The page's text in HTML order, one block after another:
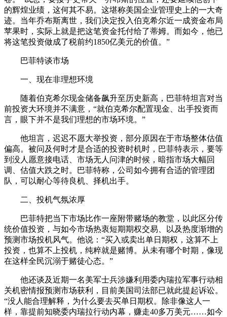
的辉煌业绩，这何其不易。这堪称美国企业管理史上的一大奇
迹。当年乔布斯离世，我们决定投入伯克希尔近一成资金布局
苹果时，实际上就是把这笔资金托付给了蒂姆。而如今，他已
将这笔投资做成了税前约1850亿美元的价值。”
巴菲特谈市场
一、现在非理想环境
随着伯克希尔现金储备飙升至历史新高，巴菲特坦言对当
前投资大环境并不满意，“就伯克希尔配置现金、出手投资而
言，眼下并不是我们理想的市场环境。”
他坦言，迟迟不愿大举投资，部分原因在于市场整体估值
偏高。被问及何时才是合适的投资时机时，巴菲特表示，要等
到没人愿意接电话、市场无人问津的时候，暗指市场大幅回
调、估值大跌之时。巴菲特称，公司如今拥有合适的管理团
队，可以耐心等待良机、择机出手。
二、投机气氛浓厚
巴菲特把当下市场比作一座附带赌场的教堂，以此区分传
统价值投资，与如今市场热衷短期期权交易、以及热度渐增的
预测市场投机风气。他说：“买入或卖出单日期权，这算不上
投资，也算不上投机，纯粹就是赌博。从未有哪个时期，像现
在这样全民沉溺于赌徒心态。”
他还谈及近期一名美军士兵涉嫌利用委内瑞拉军事行动相
关机密情报预测市场获利，目前美国司法部已就此提起诉讼。
“没人能合理解释，为什么要去买单日期权。除非像这人一
样，靠提前知晓委内瑞拉行动内幕，赚走40多万美元……如今